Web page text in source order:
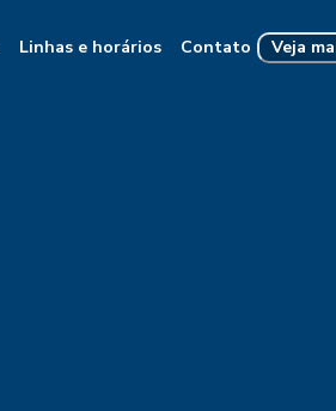
Linhas e horários Contato Veja